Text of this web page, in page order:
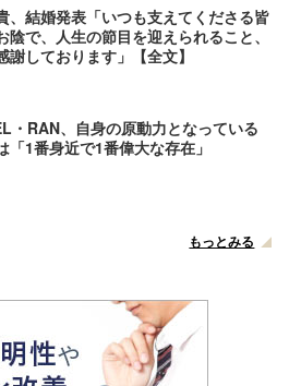
、結婚発表「いつも支えてくださる皆
陰で、人生の節目を迎えられること、
謝しております」【全文】
・RAN、自身の原動力となっている
「1番身近で1番偉大な存在」
もっとみる